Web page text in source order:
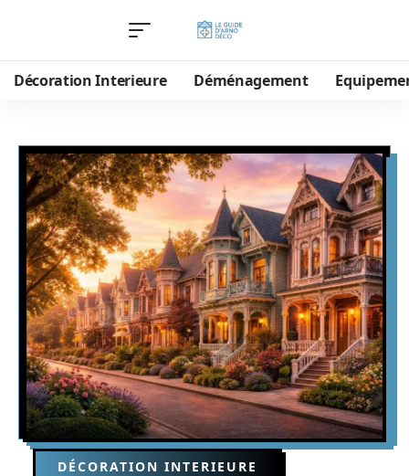
Décoration Interieure Déménagement
DÉCORATION INTERIEURE